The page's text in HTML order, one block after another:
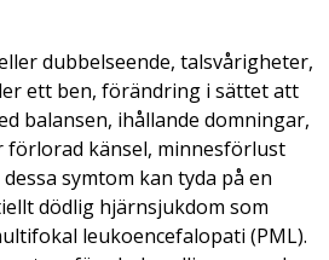
dubbelseende, talsvårigheter,
ett ben, förändring i sättet att
balansen, ihållande domningar,
förlorad känsel, minnesförlust
symtom kan tyda på en
dödlig hjärnsjukdom som
leukoencefalopati (PML).